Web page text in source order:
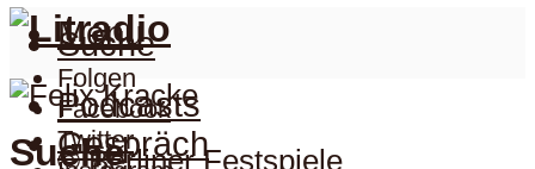
Folgen
Facebook
Twitter
Menu
Suche
Suche
Podcasts
Gespräch
© Berliner Festspiele